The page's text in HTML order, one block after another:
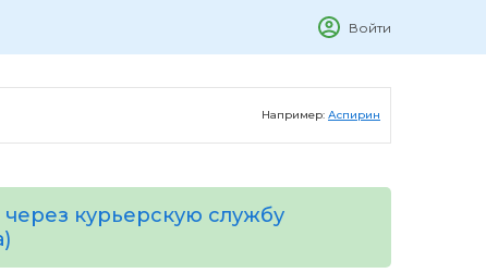
Войти
Например: Аспирин
курьерскую службу